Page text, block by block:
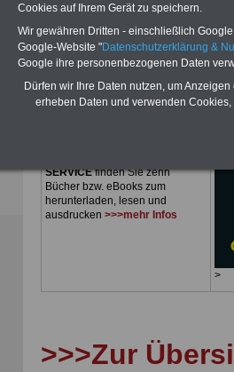
PDF-SERVICEnur 15 Euro
Eurobei einer Laufzeit von 12
Monaten bleiben Sie zu den
SERVICEfinden Sie zehn
Bücher bzw. eBooks zum
herunterladen, lesen und
ausdrucken >>>mehr Infos
>
>>>Zur
Cookies auf Ihrem Gerät zu speichern.
Wir gewähren Dritten - einschließlich
Google-Website "Datenschutzerklärung &
Google ihre personenbezogenen Daten
Dürfen wir Ihre Daten nutzen, um
erheben Daten und verwenden